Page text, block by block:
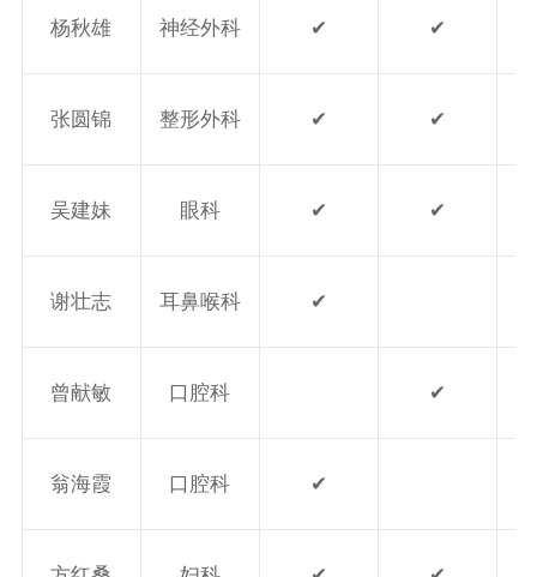
杨秋雄 神经外科 ✔ ✔
张圆锦 整形外科 ✔ ✔
吴建妹 眼科 ✔ ✔
谢壮志 耳鼻喉科 ✔
曾献敏 口腔科 ✔
翁海霞 口腔科 ✔